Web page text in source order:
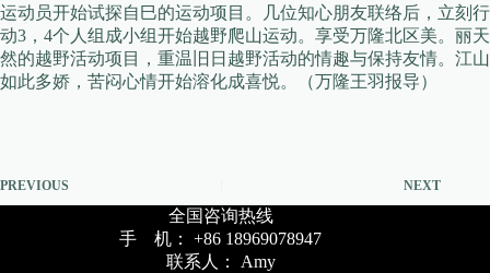
运动员开始试探自巳的运动项目。几位知心朋友联络后，立刻行
动3，4个人组成小组开始越野爬山运动。享受万隆北区美。丽天
然的越野活动项目，重温旧日越野活动的情趣与保持友情。江山
如此多娇，苦闷心情开始溶化成喜悦。（万隆王羽报导）
PREVIOUS NEXT
全国咨询热线
手 机： +86 18969078947
联系人： Amy